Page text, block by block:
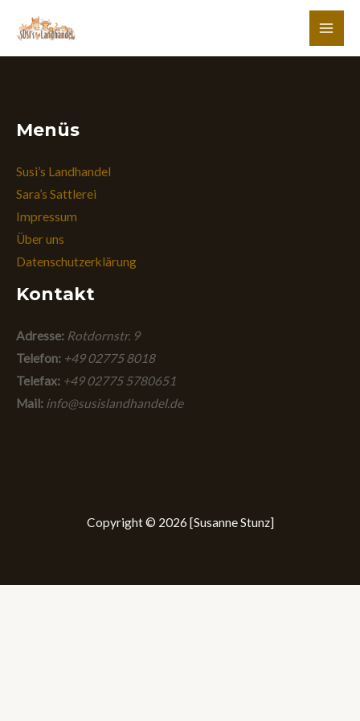
Inhalt
springen
Menüs
Susi’s Landhandel
Sara’s Sattlerei
Impressum
Über uns
Datenschutzerklärung
Kontakt
Adresse: Rotdornstr. 9
Telefon: +49 02775 8018
Telefax: +49 02775 5780651
Mail: info@susislandhandel.de
Copyright © 2026 [Susanne Stunz]